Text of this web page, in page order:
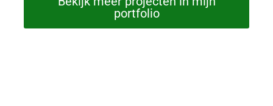
portfolio